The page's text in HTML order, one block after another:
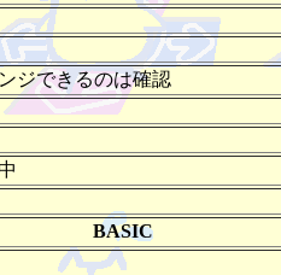
ジできるのは確認
BASIC